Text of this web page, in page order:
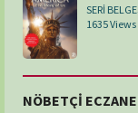
SERİ
1635 Views
NÖBETÇİ